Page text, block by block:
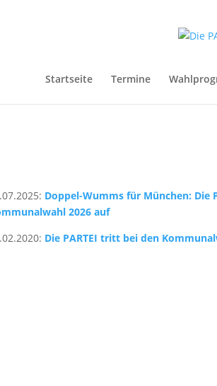
Startseite Termine
Doppel-Wumms für München: Die
2026 auf
Die PARTEI tritt bei den